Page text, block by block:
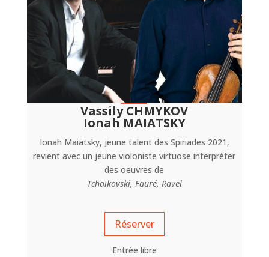
Vassily CHMYKOV
Ionah MAIATSKY
Ionah Maiatsky, jeune talent des Spiriades 2021,
revient avec un jeune violoniste virtuose interpréter
des oeuvres de
Tchaïkovski, Fauré, Ravel
Réserver
Entrée libre